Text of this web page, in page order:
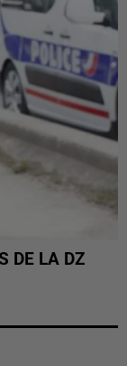
DE LA DZ